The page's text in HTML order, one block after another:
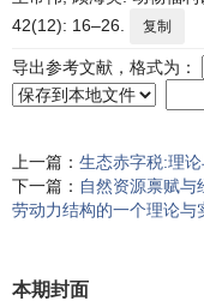
42(12): 16–26.
复制
导出参考文献，格式为：
上一篇： 生态赤字税:理
下一篇： 自然资源禀赋
劳动力结构的一个理论与
本期封面